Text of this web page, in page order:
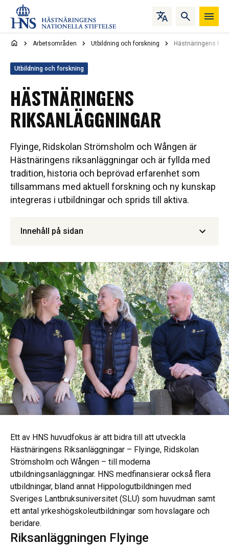
Hoppa till innehåll
Arbetsområden Utbildning och forskning Hästnäringens
Utbildning och forskning
HÄSTNÄRINGENS
RIKSANLÄGGNINGAR
Flyinge, Ridskolan Strömsholm och Wången är
Hästnäringens riksanläggningar och är fyllda med
tradition, historia och beprövad erfarenhet som
tillsammans med aktuell forskning och ny kunskap
integreras i utbildningar och sprids till aktiva.
Innehåll på sidan
Ett av HNS huvudfokus är att bidra till att utveckla
Hästnäringens Riksanläggningar – Flyinge, Ridskolan
Strömsholm och Wången – till moderna
utbildningsanläggningar. HNS medfinansierar också flera
utbildningar, bland annat Hippologutbildningen med
Sveriges Lantbruksuniversitet (SLU) som huvudman samt
ett antal yrkeshögskoleutbildningar som hovslagare och
beridare.
Riksanläggningen Flyinge